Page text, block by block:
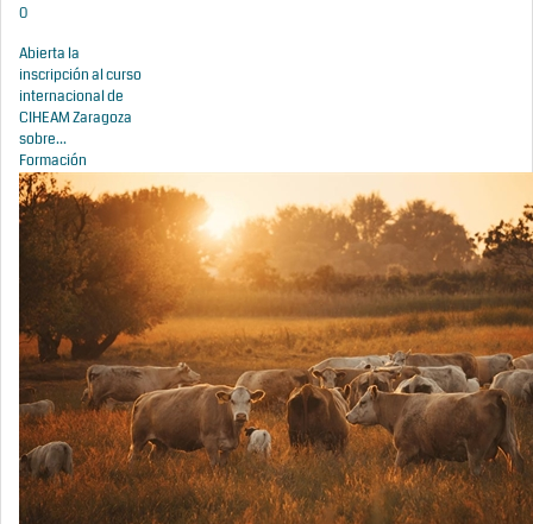
0
Abierta la
inscripción al curso
internacional de
CIHEAM Zaragoza
sobre...
Formación